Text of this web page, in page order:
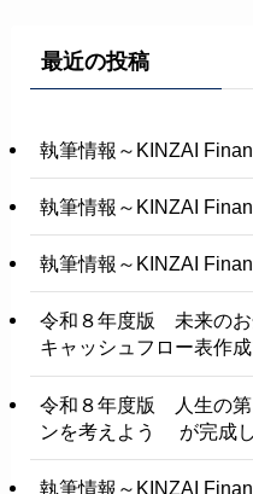
最近の投稿
執筆情報～KINZAI
執筆情報～KINZAI
執筆情報～KINZAI
令和８年度版 未来の
キャッシュフロー表作
令和８年度版 人生の第
ンを考えよう が完成し
執筆情報～KINZAI